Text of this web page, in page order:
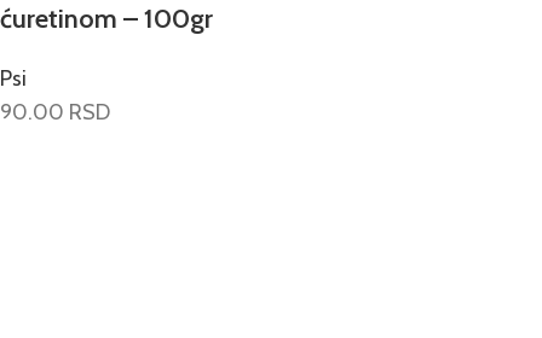
ćuretinom – 100gr
Psi
90.00 RSD